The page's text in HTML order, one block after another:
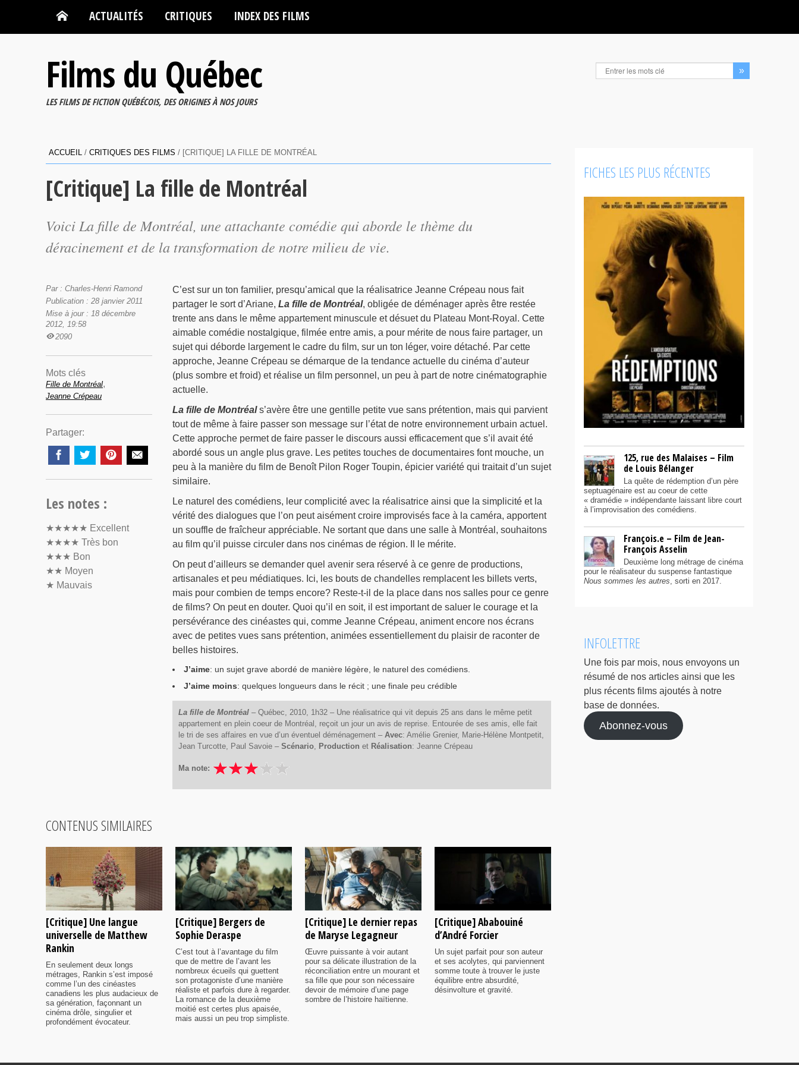
ACTUALITÉS CRITIQUES INDEX DES FILMS
Films du Québec
LES FILMS DE FICTION QUÉBÉCOIS, DES ORIGINES À NOS JOURS
ACCUEIL / CRITIQUES DES FILMS / [CRITIQUE] LA FILLE DE MONTRÉAL
[Critique] La fille de Montréal
Voici La fille de Montréal, une attachante comédie qui aborde le thème du
déracinement et de la transformation de notre milieu de vie.
C’est sur un ton familier, presqu’amical que la réalisatrice Jeanne Crépeau nous fait
partager le sort d’Ariane, La fille de Montréal, obligée de déménager après être restée
trente ans dans le même appartement minuscule et désuet du Plateau Mont-Royal. Cette
aimable comédie nostalgique, filmée entre amis, a pour mérite de nous faire partager, un
sujet qui déborde largement le cadre du film, sur un ton léger, voire détaché. Par cette
approche, Jeanne Crépeau se démarque de la tendance actuelle du cinéma d’auteur
(plus sombre et froid) et réalise un film personnel, un peu à part de notre cinématographie
actuelle.
La fille de Montréals’avère être une gentille petite vue sans prétention, mais qui parvient
tout de même à faire passer son message sur l’état de notre environnement urbain actuel.
Cette approche permet de faire passer le discours aussi efficacement que s’il avait été
abordé sous un angle plus grave. Les petites touches de documentaires font mouche, un
peu à la manière du film de Benoît Pilon Roger Toupin, épicier variété qui traitait d’un sujet
similaire.
Le naturel des comédiens, leur complicité avec la réalisatrice ainsi que la simplicité et la
vérité des dialogues que l’on peut aisément croire improvisés face à la caméra, apportent
un souffle de fraîcheur appréciable. Ne sortant que dans une salle à Montréal, souhaitons
au film qu’il puisse circuler dans nos cinémas de région. Il le mérite.
On peut d’ailleurs se demander quel avenir sera réservé à ce genre de productions,
artisanales et peu médiatiques. Ici, les bouts de chandelles remplacent les billets verts,
mais pour combien de temps encore? Reste-t-il de la place dans nos salles pour ce genre
de films? On peut en douter. Quoi qu’il en soit, il est important de saluer le courage et la
persévérance des cinéastes qui, comme Jeanne Crépeau, animent encore nos écrans
avec de petites vues sans prétention, animées essentiellement du plaisir de raconter de
belles histoires.
J’aime: un sujet grave abordé de manière légère, le naturel des comédiens.
J’aime moins: quelques longueurs dans le récit ; une finale peu crédible
La fille de Montréal– Québec, 2010, 1h32 – Une réalisatrice qui vit depuis 25 ans dans le même petit
appartement en plein coeur de Montréal, reçoit un jour un avis de reprise. Entourée de ses amis, elle fait
le tri de ses affaires en vue d’un éventuel déménagement – Avec: Amélie Grenier, Marie-Hélène Montpetit,
Jean Turcotte, Paul Savoie – Scénario, Production et Réalisation: Jeanne Crépeau
Ma note:
Par : Charles-Henri Ramond
Publication : 28 janvier 2011
Mise à jour : 18 décembre
2012, 19:58
2090
Mots clés
Fille de Montréal,
Jeanne Crépeau
Partager:
Les notes :
★★★★★ Excellent
★★★★ Très bon
★★★ Bon
★★ Moyen
★ Mauvais
CONTENUS SIMILAIRES
[Critique] Une langue
universelle de Matthew
Rankin
En seulement deux longs
métrages, Rankin s’est imposé
comme l’un des cinéastes
canadiens les plus audacieux de
sa génération, façonnant un
cinéma drôle, singulier et
profondément évocateur.
[Critique] Bergers de
Sophie Deraspe
C’est tout à l’avantage du film
que de mettre de l’avant les
nombreux écueils qui guettent
son protagoniste d’une manière
réaliste et parfois dure à regarder.
La romance de la deuxième
moitié est certes plus apaisée,
mais aussi un peu trop simpliste.
[Critique] Le dernier repas
de Maryse Legagneur
Œuvre puissante à voir autant
pour sa délicate illustration de la
réconciliation entre un mourant et
sa fille que pour son nécessaire
devoir de mémoire d’une page
sombre de l’histoire haïtienne.
[Critique] Ababouiné
d’André Forcier
Un sujet parfait pour son auteur
et ses acolytes, qui parviennent
somme toute à trouver le juste
équilibre entre absurdité,
désinvolture et gravité.
FICHES LES PLUS RÉCENTES
125, rue des Malaises – Film
de Louis Bélanger
La quête de rédemption d’un père
septuagénaire est au coeur de cette
« dramédie » indépendante laissant libre court
à l’improvisation des comédiens.
François.e – Film de Jean-
François Asselin
Deuxième long métrage de cinéma
pour le réalisateur du suspense fantastique
Nous sommes les autres, sorti en 2017.
INFOLETTRE
Une fois par mois, nous envoyons un
résumé de nos articles ainsi que les
plus récents films ajoutés à notre
base de données.
Abonnez-vous